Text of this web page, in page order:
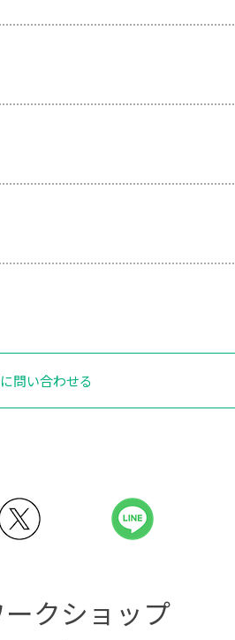
問い合わせる
クショップ